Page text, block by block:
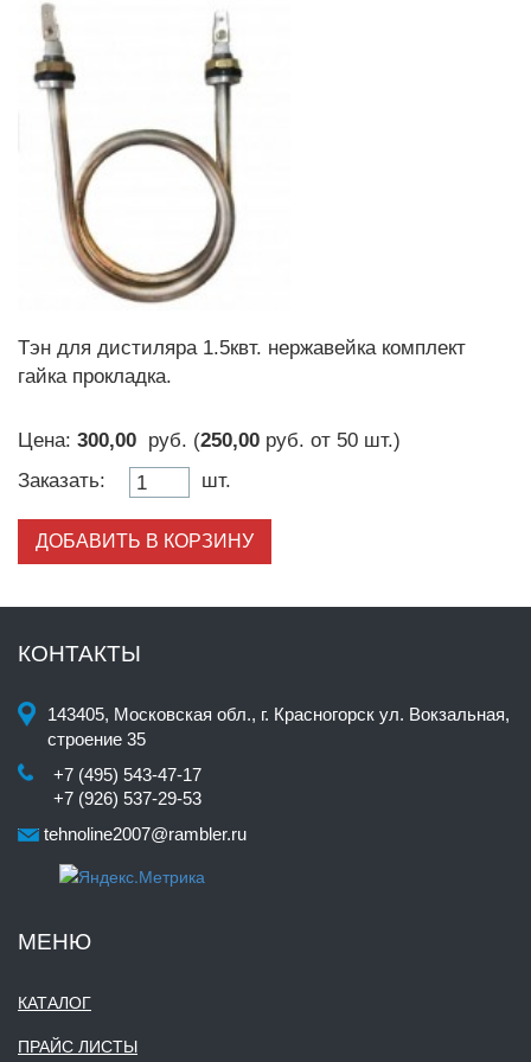
Тэн для дистиляра 1.5квт. нержавейка комплект
гайка прокладка.
Цена: 300,00 руб. (250,00 руб. от 50 шт.)
Заказать:
шт.
ДОБАВИТЬ В КОРЗИНУ
КОНТАКТЫ
143405, Московская обл., г. Красногорск ул. Вокзальная,
строение 35
+7 (495) 543-47-17
+7 (926) 537-29-53
tehnoline2007@rambler.ru
МЕНЮ
КАТАЛОГ
ПРАЙС ЛИСТЫ